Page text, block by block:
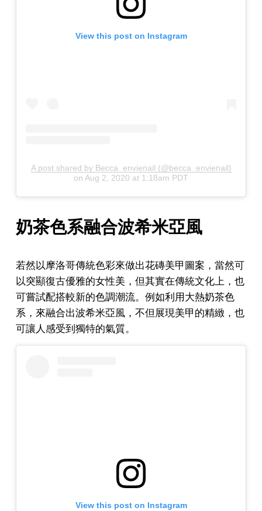
View this post on Instagram
A post shared by Becca_envienail (@becca_envienail)
on Aug 2, 2020 at 1:18am PDT
奶茶色系融合波希米亞風
若然以摩洛哥傳統色彩來做出花磚美甲圖案，當然可
以突顯復古優雅的女性美，但其實在傳統文化上，也
可嘗試配搭較新的色調潮流。例如利用大熱奶茶色
系，來融合出波希米亞風，不但展現美甲的精緻，也
可讓人感受到獨特的氣質。
View this post on Instagram